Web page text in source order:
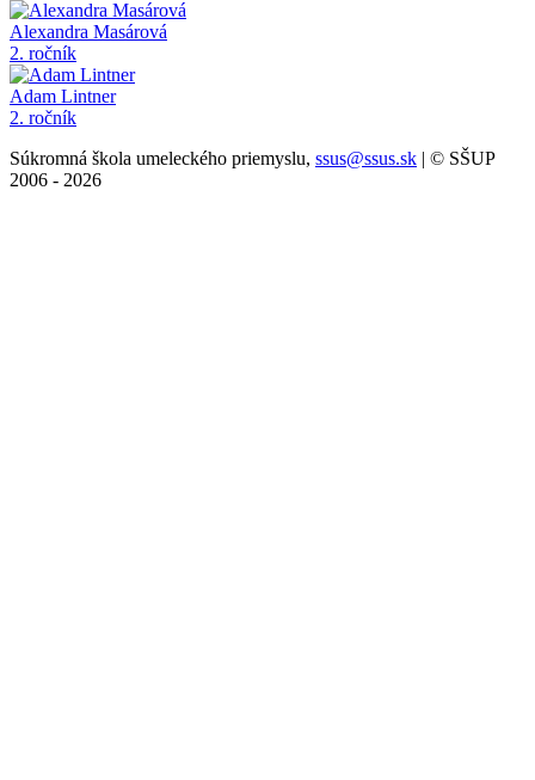
Alexandra Masárová
2. ročník
Adam Lintner
2. ročník
Súkromná škola umeleckého priemyslu, ssus@ssus.sk | © SŠUP
2006 - 2026